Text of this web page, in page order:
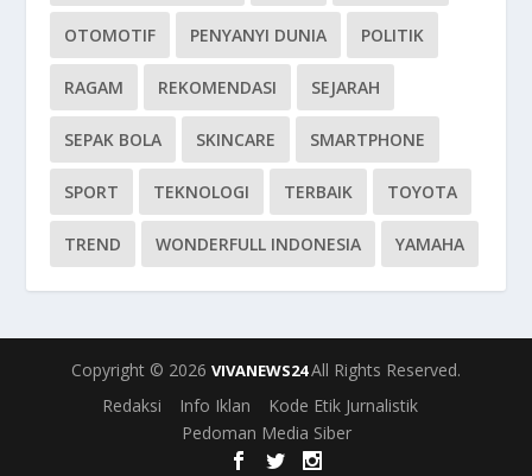
OTOMOTIF PENYANYI DUNIA POLITIK
RAGAM REKOMENDASI SEJARAH
SEPAK BOLA SKINCARE SMARTPHONE
SPORT TEKNOLOGI TERBAIK TOYOTA
TREND WONDERFULL INDONESIA YAMAHA
Copyright © 2026 VIVANEWS24All Rights Reserved.
Redaksi
Info Iklan
Kode Etik Jurnalistik
Pedoman Media Siber